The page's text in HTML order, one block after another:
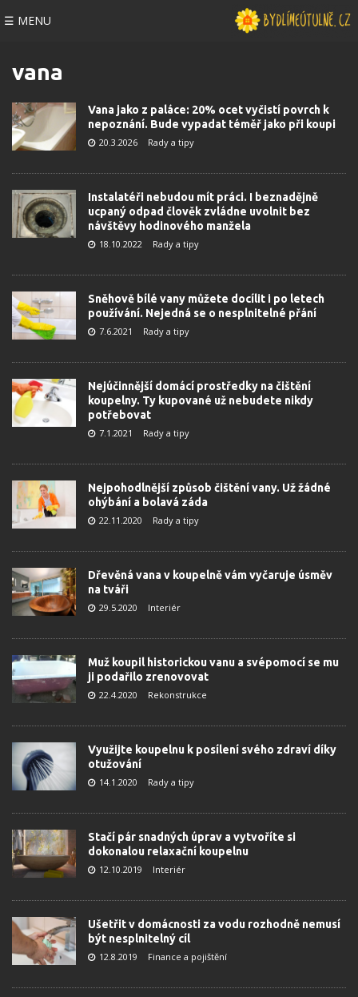
☰ MENU
vana
Vana jako z paláce: 20% ocet vyčistí povrch k
nepoznání. Bude vypadat téměř jako při koupi
20.3.2026 Rady a tipy
Instalatéři nebudou mít práci. I beznadějně
ucpaný odpad člověk zvládne uvolnit bez
návštěvy hodinového manžela
18.10.2022 Rady a tipy
Sněhově bílé vany můžete docílit i po letech
používání. Nejedná se o nesplnitelné přání
7.6.2021 Rady a tipy
Nejúčinnější domácí prostředky na čištění
koupelny. Ty kupované už nebudete nikdy
potřebovat
7.1.2021 Rady a tipy
Nejpohodlnější způsob čištění vany. Už žádné
ohýbání a bolavá záda
22.11.2020 Rady a tipy
Dřevěná vana v koupelně vám vyčaruje úsměv
na tváři
29.5.2020 Interiér
Muž koupil historickou vanu a svépomocí se mu
ji podařilo zrenovovat
22.4.2020 Rekonstrukce
Využijte koupelnu k posílení svého zdraví díky
otužování
14.1.2020 Rady a tipy
Stačí pár snadných úprav a vytvoříte si
dokonalou relaxační koupelnu
12.10.2019 Interiér
Ušetřit v domácnosti za vodu rozhodně nemusí
být nesplnitelný cíl
12.8.2019 Finance a pojištění